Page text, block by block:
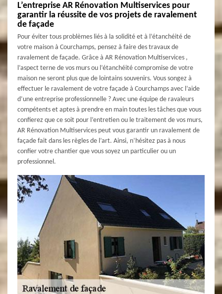
L’entreprise AR Rénovation Multiservices pour
garantir la réussite de vos projets de ravalement
de façade
Pour éviter tous problèmes liés à la solidité et à l’étanchéité de
votre maison à Courchamps, pensez à faire des travaux de
ravalement de façade. Grâce à AR Rénovation Multiservices ,
l’aspect terne de vos murs ou l’étanchéité compromise de votre
maison ne seront plus que de lointains souvenirs. Vous songez à
effectuer le ravalement de votre façade à Courchamps avec l’aide
d’une entreprise professionnelle ? Avec une équipe de ravaleurs
compétents et aptes à prendre en main toutes les tâches que vous
confierez que ce soit pour l’entretien ou le traitement de vos murs,
AR Rénovation Multiservices peut vous garantir un ravalement de
façade fait dans les règles de l’art. Ainsi, n’hésitez pas à nous
confier votre chantier que vous soyez un particulier ou un
professionnel.